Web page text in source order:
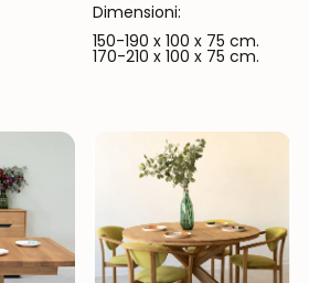
Dimensioni:
150-190 x 100 x 75 cm.
170-210 x 100 x 75 cm.